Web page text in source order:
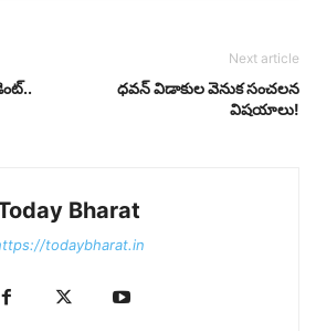
Next article
ధవన్ విడాకుల వెనుక సంచలన
విషయాలు!
Bharat
todaybharat.in